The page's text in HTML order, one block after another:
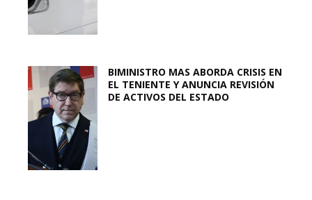
BIMINISTRO MAS ABORDA CRISIS EN
EL TENIENTE Y ANUNCIA REVISIÓN
DE ACTIVOS DEL ESTADO